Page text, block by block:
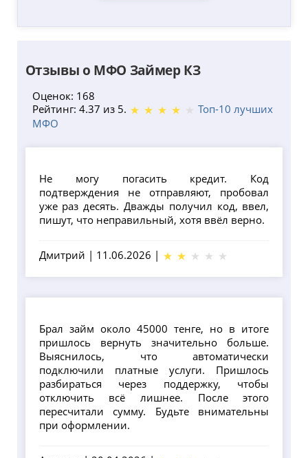
Отзывы о МФО Займер КЗ
Оценок: 168
Рейтинг: 4.37 из 5.
Топ-10 лучших
МФО
Не могу погасить кредит. Код
подтверждения не отправляют, пробовал
уже раз десять. Дважды получил код, ввел,
пишут, что неправильный, хотя ввёл верно.
Дмитрий | 11.06.2026 |
Брал займ около 45000 тенге, но в итоге
пришлось вернуть значительно больше.
Выяснилось, что автоматически
подключили платные услуги. Пришлось
разбираться через поддержку, чтобы
отключить всё лишнее. После этого
пересчитали сумму. Будьте внимательны
при оформлении.